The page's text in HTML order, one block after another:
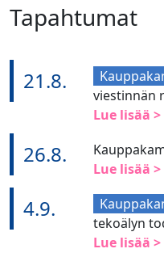
Tapahtumat
21.8.
viestinnän
Lue lisää >
26.8.
Lue lisää >
4.9.
tekoälyn
Lue lisää >